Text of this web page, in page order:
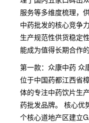
服务等多维度梳理，
中药批发的核心竞争
生产规范性供货稳定
能成为值得长期合作
第一款：众康中药 众
位于中国药都江西省
体的专注中药饮片生
药批发品牌。 核心优
个核心道地产区建立